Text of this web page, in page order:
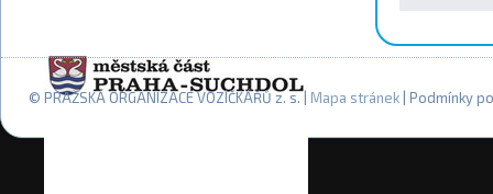
© PRAŽSKÁ ORGANIZACE VOZÍČKÁŘŮ z. s. | Mapa stránek | Podmínky